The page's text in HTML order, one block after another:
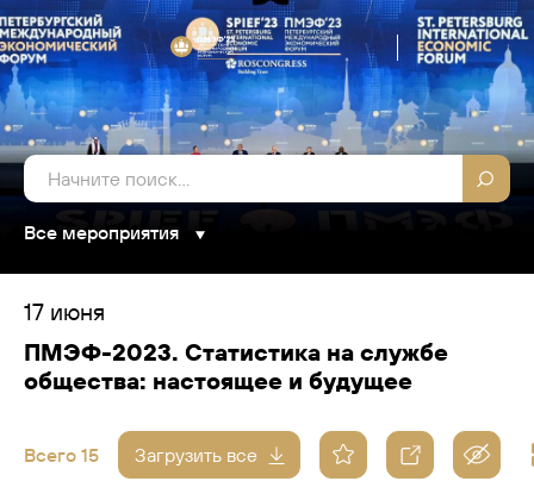
Все мероприятия
17 июня
ПМЭФ-2023. Статистика на службе
общества: настоящее и будущее
Всего 15 Загрузить все